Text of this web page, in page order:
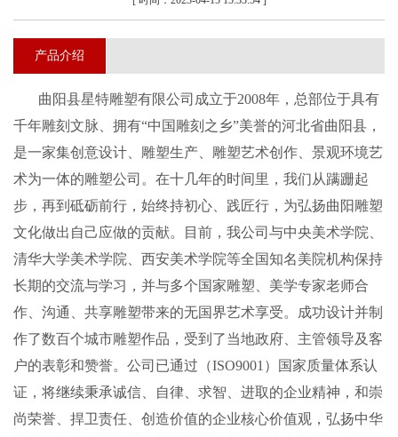
产品介绍
曲阳县星特雕塑有限公司成立于2008年，总部位于具有
千年雕刻文脉、拥有“中国雕刻之乡”美誉的河北省曲阳县，
是一家集创意设计、雕塑生产、雕塑艺术创作、景观环境艺
术为一体的雕塑公司。在十几年的时间里，我们从蹒跚起
步，再到砥砺前行，始终持初心、践匠行，为弘扬曲阳雕塑
文化做出自己应做的贡献。 目前 ，我公司 与中央美术学院、
清华大学美术学院、西安美术学院等全国知名美院机构保持
长期的交流与学习，并与多个国家雕塑、美学专家老师合
作、沟通、共享雕塑带来的无国界艺术享受。成功设计并制
作了数百个城市雕塑作品，受到了当地政府、主管领导及客
户的表彰和赞誉。 公司 已通过（ISO9001）国 家质量体系认
证 ， 将继续秉承诚信、自律、求智、进取的企业精神，和崇
尚荣誉、捍卫责任、创造价值的企业核心价值观，弘扬中华